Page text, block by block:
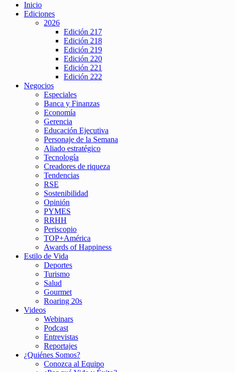
Inicio
Ediciones
2026
Edición 217
Edición 218
Edición 219
Edición 220
Edición 221
Edición 222
Negocios
Especiales
Banca y Finanzas
Economía
Gerencia
Educación Ejecutiva
Personaje de la Semana
Aliado estratégico
Tecnología
Creadores de riqueza
Tendencias
RSE
Sostenibilidad
Opinión
PYMES
RRHH
Periscopio
TOP+América
Awards of Happiness
Estilo de Vida
Deportes
Turismo
Salud
Gourmet
Roaring 20s
Videos
Webinars
Podcast
Entrevistas
Reportajes
¿Quiénes Somos?
Conozca al Equipo